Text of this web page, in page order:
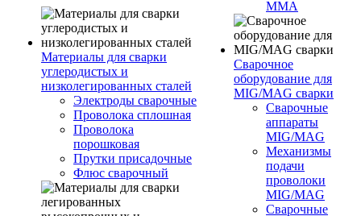
Материалы для сварки
углеродистых и
низколегированных сталей
Электроды сварочные
Проволока сплошная
Проволока
порошковая
Прутки присадочные
Флюс сварочный
MMA
Сварочное
оборудование для
MIG/MAG сварки
Сварочные
аппараты
MIG/MAG
Механизмы
подачи
проволоки
MIG/MAG
Сварочные